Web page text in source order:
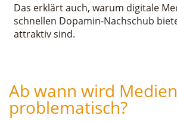
Das erklärt auch, warum digitale
schnellen Dopamin-Nachschub
attraktiv sind.
Ab wann wird
problematisch?